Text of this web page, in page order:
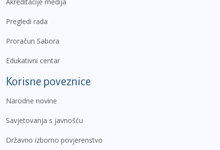
Pregledi rada
Proračun Sabora
Edukativni centar
Korisne poveznice
Narodne novine
Savjetovanja s javnošću
Državno izborno povjerenstvo